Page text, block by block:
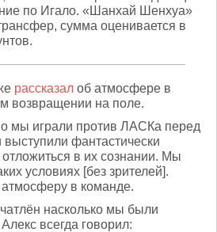
по Игало. «Шанхай Шенхуа»
сумма оценивается в
рассказал об атмосфере в
возвращении на поле.
мы играли против ЛАСКа перед
выступили фантастически
в их сознании. Мы
условиях [без зрителей].
в команде.
насколько мы были
всегда говорил: